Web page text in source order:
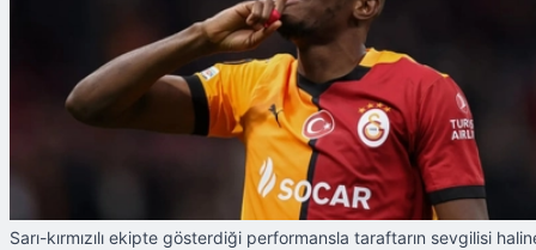
Sarı-kırmızılı ekipte gösterdiği performansla taraftarın sevgilisi